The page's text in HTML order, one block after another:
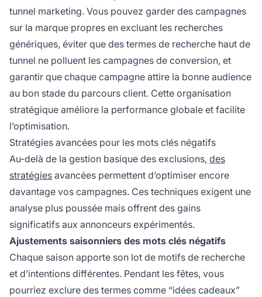
tunnel marketing. Vous pouvez garder des campagnes
sur la marque propres en excluant les recherches
génériques, éviter que des termes de recherche haut de
tunnel ne polluent les campagnes de conversion, et
garantir que chaque campagne attire la bonne audience
au bon stade du parcours client. Cette organisation
stratégique améliore la performance globale et facilite
l’optimisation.
Stratégies avancées pour les mots clés négatifs
Au-delà de la gestion basique des exclusions, des
stratégies avancées permettent d’optimiser encore
davantage vos campagnes. Ces techniques exigent une
analyse plus poussée mais offrent des gains
significatifs aux annonceurs expérimentés.
Ajustements saisonniers des mots clés négatifs
Chaque saison apporte son lot de motifs de recherche
et d’intentions différentes. Pendant les fêtes, vous
pourriez exclure des termes comme “idées cadeaux”